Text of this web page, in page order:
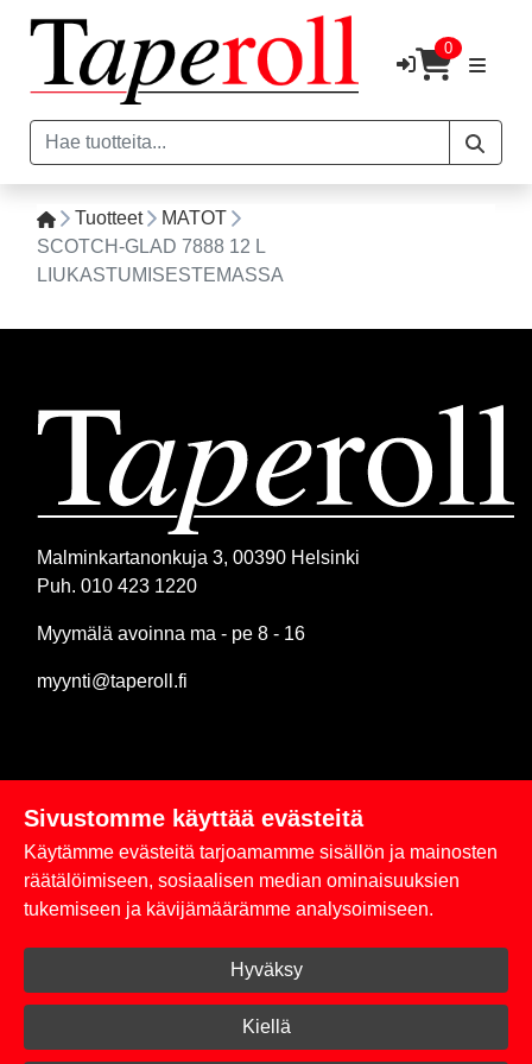
0
Tuotteet
MATOT
SCOTCH-GLAD 7888 12 L
LIUKASTUMISESTEMASSA
Malminkartanonkuja 3, 00390 Helsinki
Puh. 010 423 1220
Myymälä avoinna ma - pe 8 - 16
myynti@taperoll.fi
Linkit
Rekisteriseloste
Toimitus- ja maksuehdot
Kirjaudu sisään
Sivustomme käyttää evästeitä
Käytämme evästeitä tarjoamamme sisällön ja mainosten
räätälöimiseen, sosiaalisen median ominaisuuksien
tukemiseen ja kävijämäärämme analysoimiseen.
Hyväksy
Kiellä